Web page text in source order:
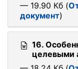
— 19.90 Кб (
документ)
16.
целевыми